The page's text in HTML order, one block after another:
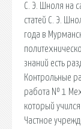
С. Э. Шноля на
статей С. Э.
года в
знаний есть
Контрольные
работа № 1
который
Частное